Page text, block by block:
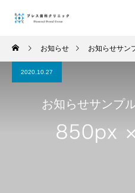
お知らせ お知らせサン
2020.10.27
お知らせサンプ